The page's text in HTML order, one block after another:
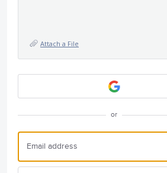
Attach a File
or